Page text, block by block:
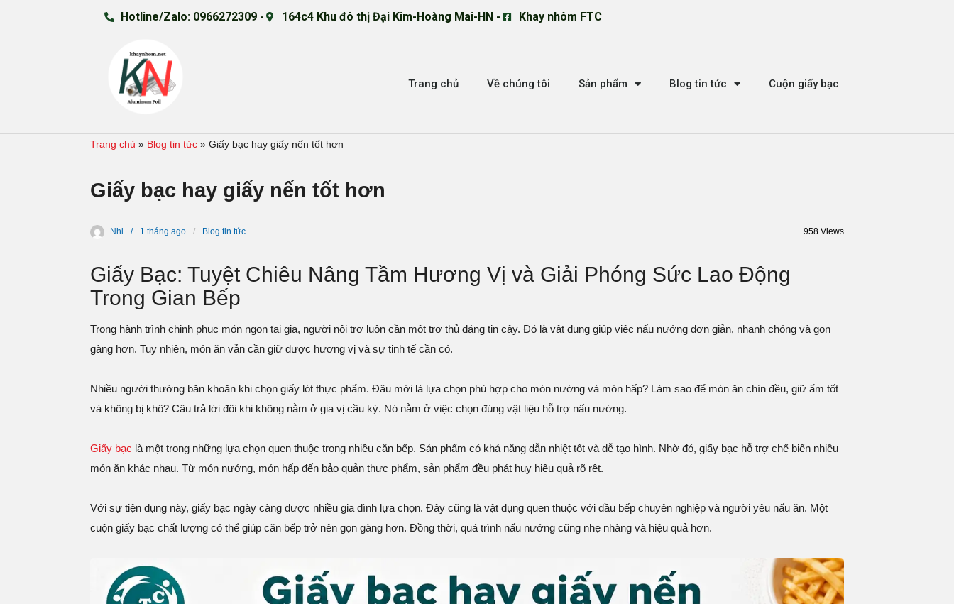
Hotline/Zalo: 0966272309 - 164c4 Khu đô thị Đại Kim-Hoàng Mai-HN - Khay nhôm FTC
Trang chủ Về chúng tôi Sản phẩm Blog tin tức Cuộn giấy bạc
Trang chủ » Blog tin tức » Giấy bạc hay giấy nến tốt hơn
Giấy bạc hay giấy nến tốt hơn
Nhi 1 tháng ago Blog tin tức 958 Views
Giấy Bạc: Tuyệt Chiêu Nâng Tầm Hương Vị và Giải Phóng Sức Lao Động
Trong Gian Bếp
Trong hành trình chinh phục món ngon tại gia, người nội trợ luôn cần một trợ thủ đáng tin cậy. Đó là vật dụng giúp việc nấu nướng đơn giản, nhanh chóng và gọn
gàng hơn. Tuy nhiên, món ăn vẫn cần giữ được hương vị và sự tinh tế cần có.
Nhiều người thường băn khoăn khi chọn giấy lót thực phẩm. Đâu mới là lựa chọn phù hợp cho món nướng và món hấp? Làm sao để món ăn chín đều, giữ ẩm tốt
và không bị khô? Câu trả lời đôi khi không nằm ở gia vị cầu kỳ. Nó nằm ở việc chọn đúng vật liệu hỗ trợ nấu nướng.
Giấy bạc là một trong những lựa chọn quen thuộc trong nhiều căn bếp. Sản phẩm có khả năng dẫn nhiệt tốt và dễ tạo hình. Nhờ đó, giấy bạc hỗ trợ chế biến nhiều
món ăn khác nhau. Từ món nướng, món hấp đến bảo quản thực phẩm, sản phẩm đều phát huy hiệu quả rõ rệt.
Với sự tiện dụng này, giấy bạc ngày càng được nhiều gia đình lựa chọn. Đây cũng là vật dụng quen thuộc với đầu bếp chuyên nghiệp và người yêu nấu ăn. Một
cuộn giấy bạc chất lượng có thể giúp căn bếp trở nên gọn gàng hơn. Đồng thời, quá trình nấu nướng cũng nhẹ nhàng và hiệu quả hơn.